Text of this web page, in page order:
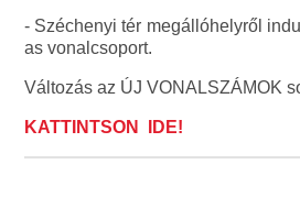
- Széchenyi tér megállóhelyről
as vonalcsoport.
Változás az ÚJ VONALSZÁMOK
KATTINTSON IDE!